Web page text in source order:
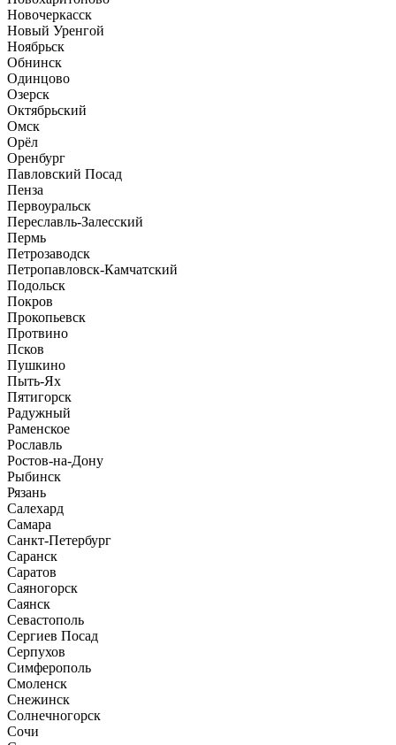
Новочеркасск
Новый Уренгой
Ноябрьск
Обнинск
Одинцово
Озерск
Октябрьский
Омск
Орёл
Оренбург
Павловский Посад
Пенза
Первоуральск
Переславль-Залесский
Пермь
Петрозаводск
Петропавловск-Камчатский
Подольск
Покров
Прокопьевск
Протвино
Псков
Пушкино
Пыть-Ях
Пятигорск
Радужный
Раменское
Рославль
Ростов-на-Дону
Рыбинск
Рязань
Салехард
Самара
Санкт-Петербург
Саранск
Саратов
Саяногорск
Саянск
Севастополь
Сергиев Посад
Серпухов
Симферополь
Смоленск
Снежинск
Солнечногорск
Сочи